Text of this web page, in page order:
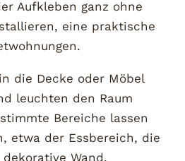
Aufkleben ganz ohne
eine praktische
die Decke oder Möbel
leuchten den Raum
Bereiche lassen
etwa der Essbereich, die
Wand.